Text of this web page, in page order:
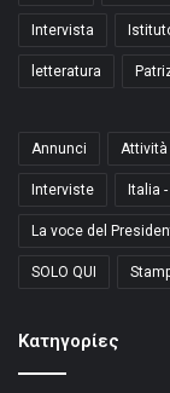
Intervista
letteratura
Annunci
Interviste Italia
La voce del
SOLO QUI
Kατηγορίες